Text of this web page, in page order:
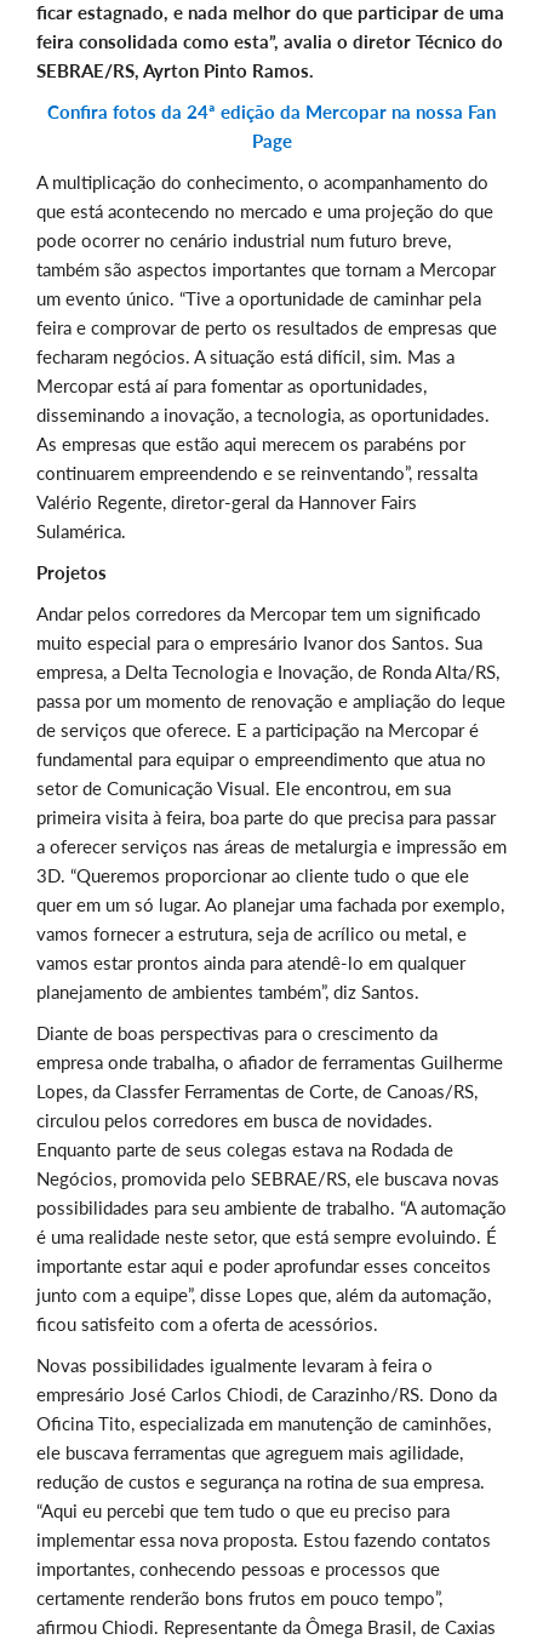
ficar estagnado, e nada melhor do que participar de uma
feira consolidada como esta”, avalia o diretor Técnico do
SEBRAE/RS, Ayrton Pinto Ramos.
Confira fotos da 24ª edição da Mercopar na nossa Fan
Page
A multiplicação do conhecimento, o acompanhamento do
que está acontecendo no mercado e uma projeção do que
pode ocorrer no cenário industrial num futuro breve,
também são aspectos importantes que tornam a Mercopar
um evento único. “Tive a oportunidade de caminhar pela
feira e comprovar de perto os resultados de empresas que
fecharam negócios. A situação está difícil, sim. Mas a
Mercopar está aí para fomentar as oportunidades,
disseminando a inovação, a tecnologia, as oportunidades.
As empresas que estão aqui merecem os parabéns por
continuarem empreendendo e se reinventando”, ressalta
Valério Regente, diretor-geral da Hannover Fairs
Sulamérica.
Projetos
Andar pelos corredores da Mercopar tem um significado
muito especial para o empresário Ivanor dos Santos. Sua
empresa, a Delta Tecnologia e Inovação, de Ronda Alta/RS,
passa por um momento de renovação e ampliação do leque
de serviços que oferece. E a participação na Mercopar é
fundamental para equipar o empreendimento que atua no
setor de Comunicação Visual. Ele encontrou, em sua
primeira visita à feira, boa parte do que precisa para passar
a oferecer serviços nas áreas de metalurgia e impressão em
3D. “Queremos proporcionar ao cliente tudo o que ele
quer em um só lugar. Ao planejar uma fachada por exemplo,
vamos fornecer a estrutura, seja de acrílico ou metal, e
vamos estar prontos ainda para atendê-lo em qualquer
planejamento de ambientes também”, diz Santos.
Diante de boas perspectivas para o crescimento da
empresa onde trabalha, o afiador de ferramentas Guilherme
Lopes, da Classfer Ferramentas de Corte, de Canoas/RS,
circulou pelos corredores em busca de novidades.
Enquanto parte de seus colegas estava na Rodada de
Negócios, promovida pelo SEBRAE/RS, ele buscava novas
possibilidades para seu ambiente de trabalho. “A automação
é uma realidade neste setor, que está sempre evoluindo. É
importante estar aqui e poder aprofundar esses conceitos
junto com a equipe”, disse Lopes que, além da automação,
ficou satisfeito com a oferta de acessórios.
Novas possibilidades igualmente levaram à feira o
empresário José Carlos Chiodi, de Carazinho/RS. Dono da
Oficina Tito, especializada em manutenção de caminhões,
ele buscava ferramentas que agreguem mais agilidade,
redução de custos e segurança na rotina de sua empresa.
“Aqui eu percebi que tem tudo o que eu preciso para
implementar essa nova proposta. Estou fazendo contatos
importantes, conhecendo pessoas e processos que
certamente renderão bons frutos em pouco tempo”,
afirmou Chiodi. Representante da Ômega Brasil, de Caxias